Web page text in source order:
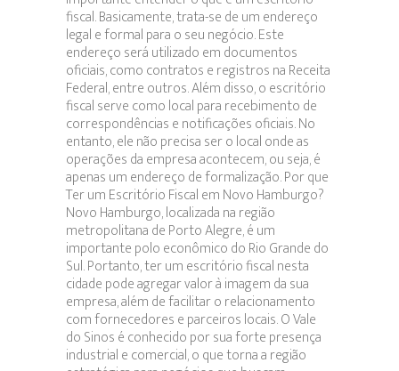
fiscal. Basicamente, trata-se de um endereço
legal e formal para o seu negócio. Este
endereço será utilizado em documentos
oficiais, como contratos e registros na Receita
Federal, entre outros. Além disso, o escritório
fiscal serve como local para recebimento de
correspondências e notificações oficiais. No
entanto, ele não precisa ser o local onde as
operações da empresa acontecem, ou seja, é
apenas um endereço de formalização. Por que
Ter um Escritório Fiscal em Novo Hamburgo?
Novo Hamburgo, localizada na região
metropolitana de Porto Alegre, é um
importante polo econômico do Rio Grande do
Sul. Portanto, ter um escritório fiscal nesta
cidade pode agregar valor à imagem da sua
empresa, além de facilitar o relacionamento
com fornecedores e parceiros locais. O Vale
do Sinos é conhecido por sua forte presença
industrial e comercial, o que torna a região